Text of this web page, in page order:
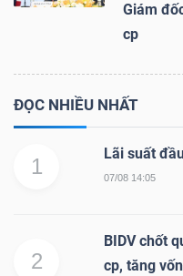
Giám
cp
ĐỌC NHIỀU NHẤT
1
Lãi suất
07/08 14:05
2
BIDV chốt
cp, tăng